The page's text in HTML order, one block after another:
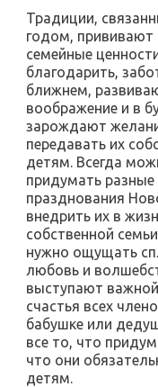
Традиции,
годом, прививают
семейные
благодарить,
ближнем,
воображение и в
зарождают
передавать их
детям. Всегда
придумать
празднования
внедрить их в
собственной
нужно ощущать
любовь и
выступают
счастья всех
бабушке или
все то, что
что они
детям.